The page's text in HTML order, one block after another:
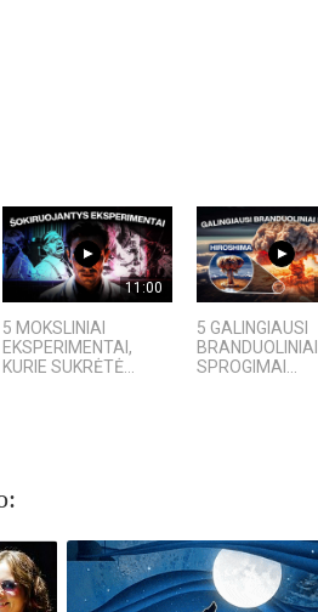
11:00
5 MOKSLINIAI
EKSPERIMENTAI,
KURIE SUKRĖTĖ...
5 GALINGIAUSI
BRANDUOLINIAI
SPROGIMAI...